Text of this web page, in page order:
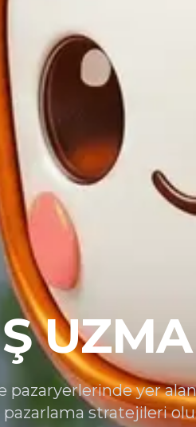
pazaryerlerinde yer
pazarlama stratejileri